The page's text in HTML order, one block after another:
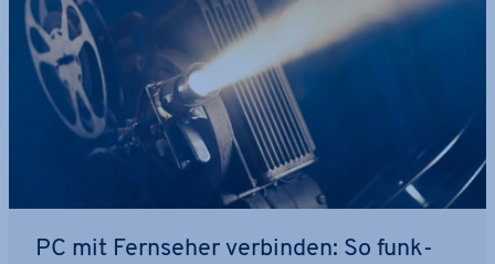
PC mit Fernseher verbinden: So funk­